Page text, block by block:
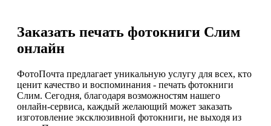
Заказать печать фотокниги Слим
онлайн
ФотоПочта предлагает уникальную услугу для всех, кто
ценит качество и воспоминания - печать фотокниги
Слим. Сегодня, благодаря возможностям нашего
онлайн-сервиса, каждый желающий может заказать
изготовление эксклюзивной фотокниги, не выходя из